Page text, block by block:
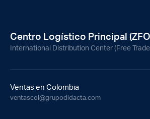
Centro Logístico Principal
International Distribution Center (Free
Ventas en Colombia
ventascol@grupodidacta.com